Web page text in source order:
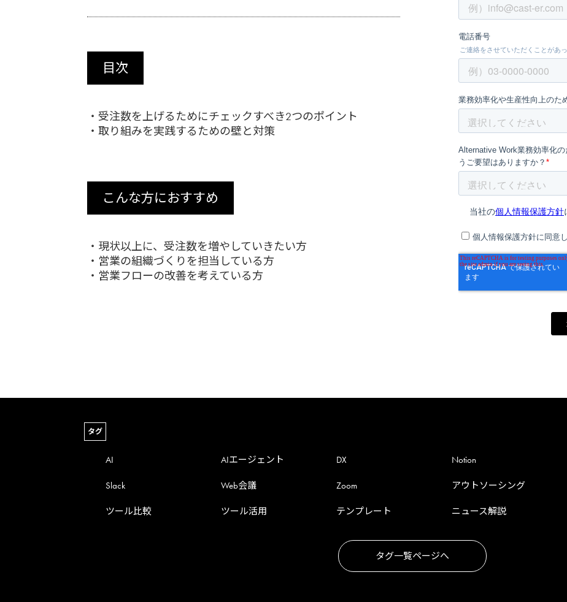
目次
・受注数を上げるためにチェックすべき2つのポイント
・取り組みを実践するための壁と対策
こんな方におすすめ
・現状以上に、受注数を増やしていきたい方
・営業の組織づくりを担当している方
・営業フローの改善を考えている方
タグ
AI AIエージェント DX Notion
Slack Web会議 Zoom アウトソーシング
ツール比較 ツール活用 テンプレート ニュース解説
タグ一覧ページへ